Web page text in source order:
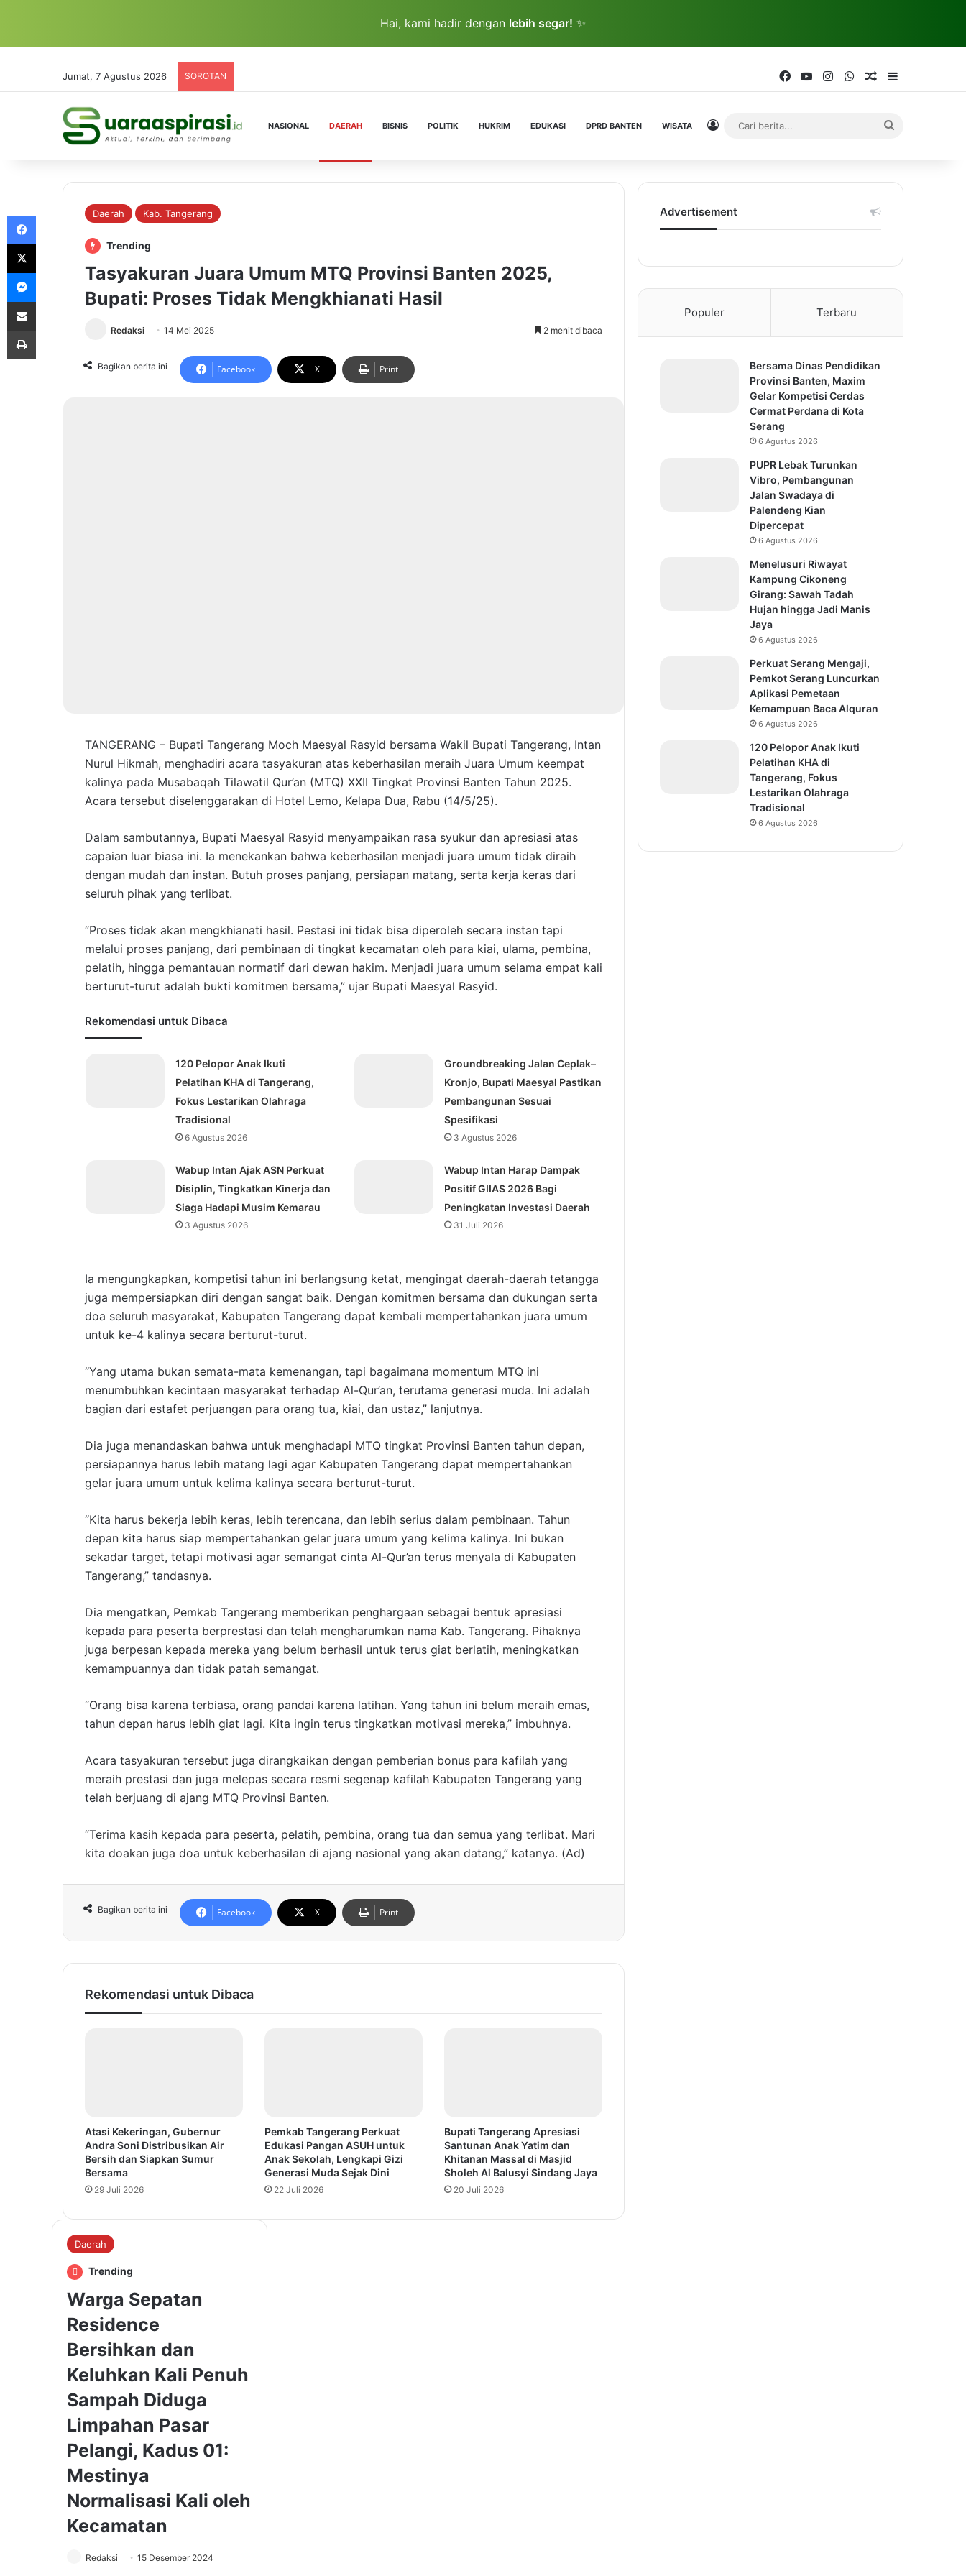
Hai, kami hadir dengan lebih segar! ✨
Jumat, 7 Agustus 2026 SOROTAN FacebookYouTubeInstagramWhatsAppRandom Article
NASIONAL DAERAH BISNIS POLITIK HUKRIM EDUKASI DPRD BANTEN WISATA Log In
Daerah Kab. Tangerang
Trending
Tasyakuran Juara Umum MTQ Provinsi Banten 2025,
Bupati: Proses Tidak Mengkhianati Hasil
Redaksi 14 Mei 2025 2 menit dibaca
Bagikan berita ini Facebook X Print
TANGERANG – Bupati Tangerang Moch Maesyal Rasyid bersama Wakil Bupati Tangerang, Intan
Nurul Hikmah, menghadiri acara tasyakuran atas keberhasilan meraih Juara Umum keempat
kalinya pada Musabaqah Tilawatil Qur’an (MTQ) XXII Tingkat Provinsi Banten Tahun 2025.
Acara tersebut diselenggarakan di Hotel Lemo, Kelapa Dua, Rabu (14/5/25).
Dalam sambutannya, Bupati Maesyal Rasyid menyampaikan rasa syukur dan apresiasi atas
capaian luar biasa ini. Ia menekankan bahwa keberhasilan menjadi juara umum tidak diraih
dengan mudah dan instan. Butuh proses panjang, persiapan matang, serta kerja keras dari
seluruh pihak yang terlibat.
“Proses tidak akan mengkhianati hasil. Pestasi ini tidak bisa diperoleh secara instan tapi
melalui proses panjang, dari pembinaan di tingkat kecamatan oleh para kiai, ulama, pembina,
pelatih, hingga pemantauan normatif dari dewan hakim. Menjadi juara umum selama empat kali
berturut-turut adalah bukti komitmen bersama,” ujar Bupati Maesyal Rasyid.
Rekomendasi untuk Dibaca
120 Pelopor Anak Ikuti
Pelatihan KHA di Tangerang,
Fokus Lestarikan Olahraga
Tradisional
6 Agustus 2026
Groundbreaking Jalan Ceplak–
Kronjo, Bupati Maesyal Pastikan
Pembangunan Sesuai
Spesifikasi
3 Agustus 2026
Wabup Intan Ajak ASN Perkuat
Disiplin, Tingkatkan Kinerja dan
Siaga Hadapi Musim Kemarau
3 Agustus 2026
Wabup Intan Harap Dampak
Positif GIIAS 2026 Bagi
Peningkatan Investasi Daerah
31 Juli 2026
Ia mengungkapkan, kompetisi tahun ini berlangsung ketat, mengingat daerah-daerah tetangga
juga mempersiapkan diri dengan sangat baik. Dengan komitmen bersama dan dukungan serta
doa seluruh masyarakat, Kabupaten Tangerang dapat kembali mempertahankan juara umum
untuk ke-4 kalinya secara berturut-turut.
“Yang utama bukan semata-mata kemenangan, tapi bagaimana momentum MTQ ini
menumbuhkan kecintaan masyarakat terhadap Al-Qur’an, terutama generasi muda. Ini adalah
bagian dari estafet perjuangan para orang tua, kiai, dan ustaz,” lanjutnya.
Dia juga menandaskan bahwa untuk menghadapi MTQ tingkat Provinsi Banten tahun depan,
persiapannya harus lebih matang lagi agar Kabupaten Tangerang dapat mempertahankan
gelar juara umum untuk kelima kalinya secara berturut-turut.
“Kita harus bekerja lebih keras, lebih terencana, dan lebih serius dalam pembinaan. Tahun
depan kita harus siap mempertahankan gelar juara umum yang kelima kalinya. Ini bukan
sekadar target, tetapi motivasi agar semangat cinta Al-Qur’an terus menyala di Kabupaten
Tangerang,” tandasnya.
Dia mengatkan, Pemkab Tangerang memberikan penghargaan sebagai bentuk apresiasi
kepada para peserta berprestasi dan telah mengharumkan nama Kab. Tangerang. Pihaknya
juga berpesan kepada mereka yang belum berhasil untuk terus giat berlatih, meningkatkan
kemampuannya dan tidak patah semangat.
“Orang bisa karena terbiasa, orang pandai karena latihan. Yang tahun ini belum meraih emas,
tahun depan harus lebih giat lagi. Kita ingin terus tingkatkan motivasi mereka,” imbuhnya.
Acara tasyakuran tersebut juga dirangkaikan dengan pemberian bonus para kafilah yang
meraih prestasi dan juga melepas secara resmi segenap kafilah Kabupaten Tangerang yang
telah berjuang di ajang MTQ Provinsi Banten.
“Terima kasih kepada para peserta, pelatih, pembina, orang tua dan semua yang terlibat. Mari
kita doakan juga doa untuk keberhasilan di ajang nasional yang akan datang,” katanya. (Ad)
Bagikan berita ini Facebook X Print
Rekomendasi untuk Dibaca
Atasi Kekeringan, Gubernur
Andra Soni Distribusikan Air
Bersih dan Siapkan Sumur
Bersama
29 Juli 2026
Pemkab Tangerang Perkuat
Edukasi Pangan ASUH untuk
Anak Sekolah, Lengkapi Gizi
Generasi Muda Sejak Dini
22 Juli 2026
Bupati Tangerang Apresiasi
Santunan Anak Yatim dan
Khitanan Massal di Masjid
Sholeh Al Balusyi Sindang Jaya
20 Juli 2026
Advertisement
Populer Terbaru
Bersama Dinas Pendidikan
Provinsi Banten, Maxim
Gelar Kompetisi Cerdas
Cermat Perdana di Kota
Serang
6 Agustus 2026
PUPR Lebak Turunkan
Vibro, Pembangunan
Jalan Swadaya di
Palendeng Kian
Dipercepat
6 Agustus 2026
Menelusuri Riwayat
Kampung Cikoneng
Girang: Sawah Tadah
Hujan hingga Jadi Manis
Jaya
6 Agustus 2026
Perkuat Serang Mengaji,
Pemkot Serang Luncurkan
Aplikasi Pemetaan
Kemampuan Baca Alquran
6 Agustus 2026
120 Pelopor Anak Ikuti
Pelatihan KHA di
Tangerang, Fokus
Lestarikan Olahraga
Tradisional
6 Agustus 2026